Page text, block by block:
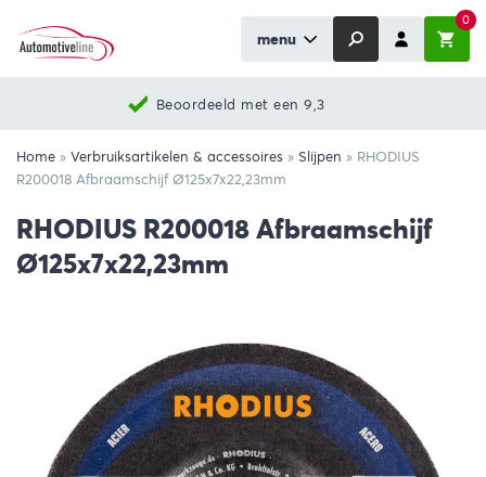
menu
0
Beoordeeld met een 9,3
Home » Verbruiksartikelen & accessoires » Slijpen » RHODIUS
R200018 Afbraamschijf Ø125x7x22,23mm
RHODIUS R200018 Afbraamschijf
Ø125x7x22,23mm